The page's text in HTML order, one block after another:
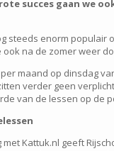
succes gaan we
steeds enorm populair
ook na de zomer weer
maand op dinsdag
verder geen
van de lessen op de
met Kattuk.nl geeft